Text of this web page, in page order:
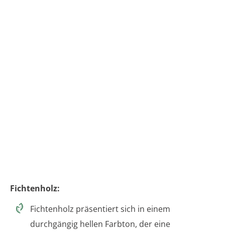
Fichtenholz:
Fichtenholz präsentiert sich in einem
durchgängig hellen Farbton, der eine